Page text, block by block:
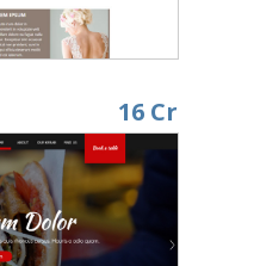
16 Cr